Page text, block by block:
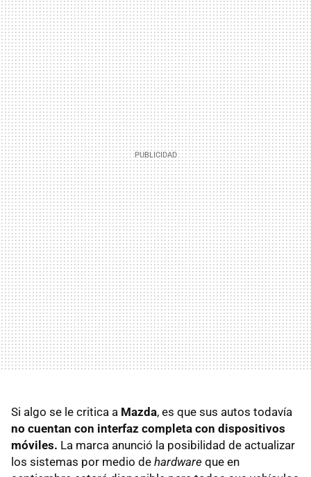
Si algo se le critica a Mazda, es que sus autos todavía
no cuentan con interfaz completa con dispositivos
móviles. La marca anunció la posibilidad de actualizar
los sistemas por medio de hardware que en